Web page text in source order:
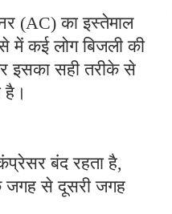
(AC) का इस्तेमाल
में कई लोग बिजली की
इसका सही तरीके से
है।
बंद रहता है,
जगह से दूसरी जगह